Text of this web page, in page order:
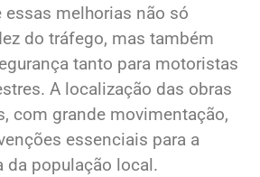
essas melhorias não só
do tráfego, mas também
tanto para motoristas
A localização das obras
com grande movimentação,
essenciais para a
da população local.